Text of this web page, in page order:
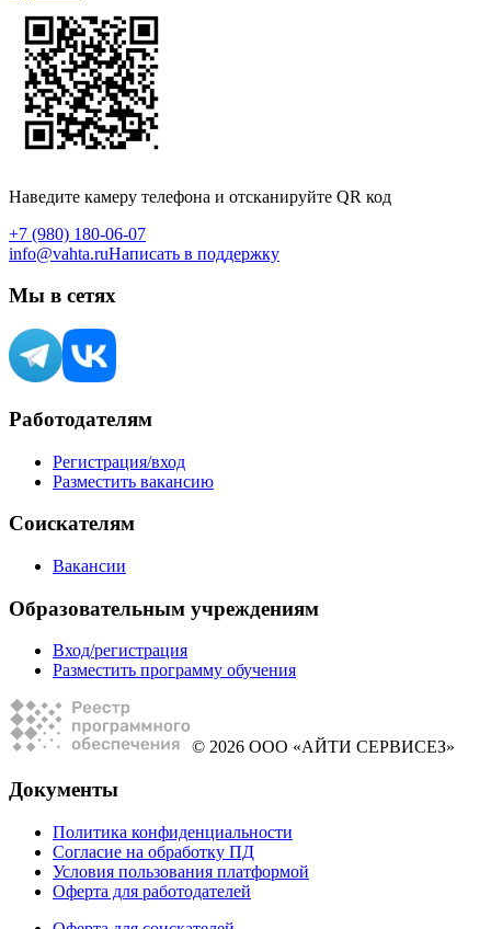
Наведите камеру телефона и отсканируйте QR код
+7 (980) 180-06-07
info@vahta.ruНаписать в поддержку
Мы в сетях
Работодателям
Регистрация/вход
Разместить вакансию
Соискателям
Вакансии
Образовательным учреждениям
Вход/регистрация
Разместить программу обучения
© 2026 ООО «АЙТИ СЕРВИСЕЗ»
Документы
Политика конфиденциальности
Согласие на обработку ПД
Условия пользования платформой
Оферта для работодателей